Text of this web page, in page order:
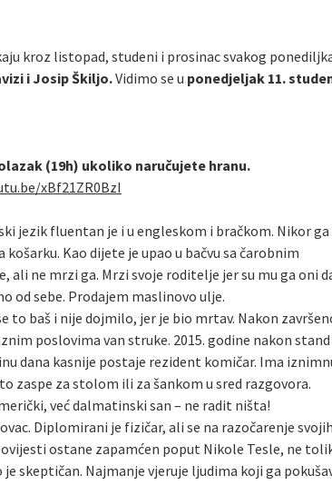
kroz listopad, studeni i prosinac svakog
i Josip Škiljo.Vidimo se u ponedjeljak 11.
(19h) ukoliko naručujete hranu.
xBf21ZR0BzI
jezik fluentan je i u engleskom i bračkom. Nikor ga
Kao dijete je upao u bačvu sa čarobnim
ali ne mrzi ga. Mrzi svoje roditelje jer su mu ga oni
od sebe. Prodajem maslinovo ulje.
baš i nije dojmilo, jer je bio mrtav. Nakon
poslovima van struke. 2015. godine nakon stand
dana kasnije postaje rezident komičar. Ima
zaspe za stolom ili za šankom u sred razgovora.
već dalmatinski san – ne radit ništa!
Diplomirani je fizičar, ali se na razočarenje svojih
ostane zapamćen poput Nikole Tesle, ne
skeptičan. Najmanje vjeruje ljudima koji ga